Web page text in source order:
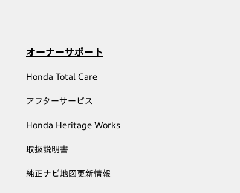
オーナーサポート
Honda Total Care
アフターサービス
Honda Heritage Works
取扱説明書
純正ナビ地図更新情報